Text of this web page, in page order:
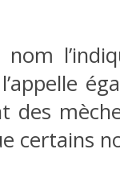
nom
des
certains